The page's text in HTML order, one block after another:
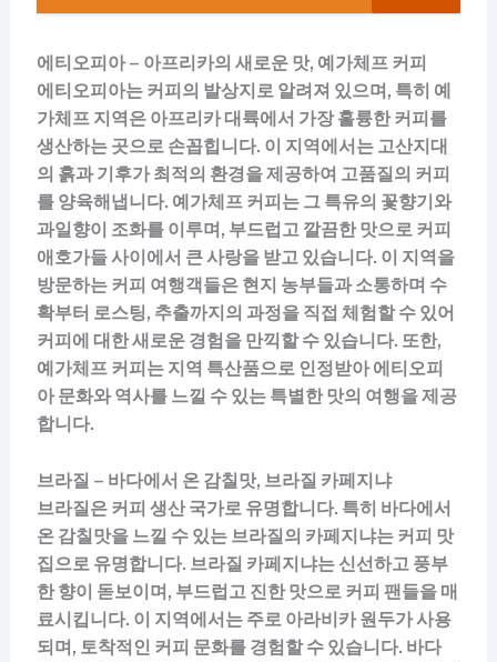
에티오피아 – 아프리카의 새로운 맛, 예가체프 커피
에티오피아는 커피의 발상지로 알려져 있으며, 특히 예
가체프 지역은 아프리카 대륙에서 가장 훌륭한 커피를
생산하는 곳으로 손꼽힙니다. 이 지역에서는 고산지대
의 흙과 기후가 최적의 환경을 제공하여 고품질의 커피
를 양육해냅니다. 예가체프 커피는 그 특유의 꽃향기와
과일향이 조화를 이루며, 부드럽고 깔끔한 맛으로 커피
애호가들 사이에서 큰 사랑을 받고 있습니다. 이 지역을
방문하는 커피 여행객들은 현지 농부들과 소통하며 수
확부터 로스팅, 추출까지의 과정을 직접 체험할 수 있어
커피에 대한 새로운 경험을 만끽할 수 있습니다. 또한,
예가체프 커피는 지역 특산품으로 인정받아 에티오피
아 문화와 역사를 느낄 수 있는 특별한 맛의 여행을 제공
합니다.
브라질 – 바다에서 온 감칠맛, 브라질 카페지냐
브라질은 커피 생산 국가로 유명합니다. 특히 바다에서
온 감칠맛을 느낄 수 있는 브라질의 카페지냐는 커피 맛
집으로 유명합니다. 브라질 카페지냐는 신선하고 풍부
한 향이 돋보이며, 부드럽고 진한 맛으로 커피 팬들을 매
료시킵니다. 이 지역에서는 주로 아라비카 원두가 사용
되며, 토착적인 커피 문화를 경험할 수 있습니다. 바다